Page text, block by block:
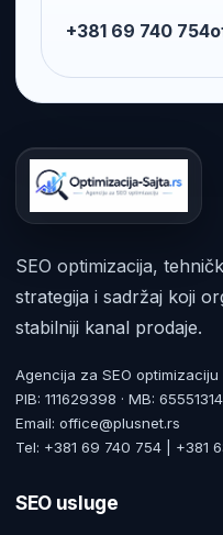
+381 69 740 754
SEO optimizacija,
strategija i sadržaj koji
stabilniji kanal prodaje.
Agencija za SEO optimizaciju
PIB: 111629398 · MB: 65551314
Email: office@plusnet.rs
Tel: +381 69 740 754 | +381
SEO usluge